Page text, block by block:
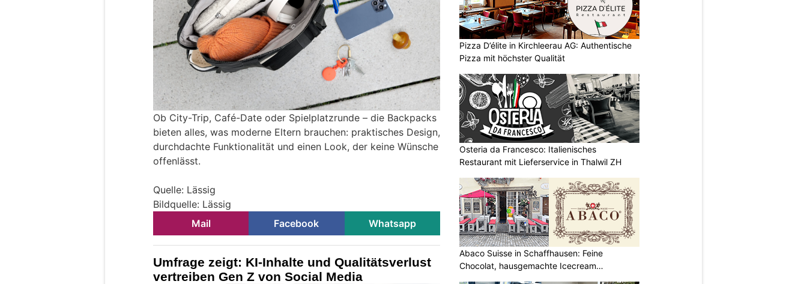
Ob City-Trip, Café-Date oder Spielplatzrunde – die Backpacks
bieten alles, was moderne Eltern brauchen: praktisches Design,
durchdachte Funktionalität und einen Look, der keine Wünsche
offenlässt.
Quelle: Lässig
Bildquelle: Lässig
Mail
Facebook Whatsapp
Umfrage zeigt: KI-Inhalte und Qualitätsverlust
vertreiben Gen Z von Social Media
Pizza D’élite in Kirchleerau AG: Authentische
Pizza mit höchster Qualität
Osteria da Francesco: Italienisches
Restaurant mit Lieferservice in Thalwil ZH
Abaco Suisse in Schaffhausen: Feine
Chocolat, hausgemachte Icecream